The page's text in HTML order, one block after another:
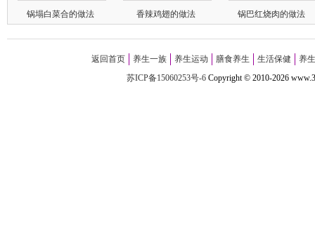
锅塌白菜合的做法 香辣鸡翅的做法 锅巴红烧肉的做法
返回首页 养生一族 养生运动 膳食养生 生活保健
养
苏ICP备15060253号-6Copyright©2010-2026